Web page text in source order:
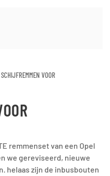
SCHIJFREMMEN VOOR
remmenset van een Opel
we gereviseerd, nieuwe
helaas zijn de inbusbouten